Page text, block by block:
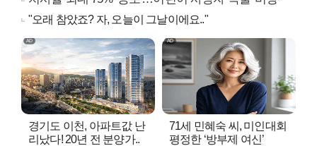
"오래 참았죠? 자, 오늘이 그날이에요.."
경기도 이천, 아파트값 난
리났다! 20년 전 분양가..
71세 민혜숙 씨, 미인대회
평정한 ‘방부제 여신’